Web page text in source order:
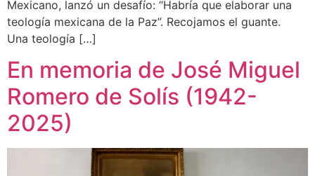
Mexicano, lanzó un desafío: “Habría que elaborar una
teología mexicana de la Paz”. Recojamos el guante.
Una teología […]
En memoria de José Miguel
Romero de Solís (1942-
2025)